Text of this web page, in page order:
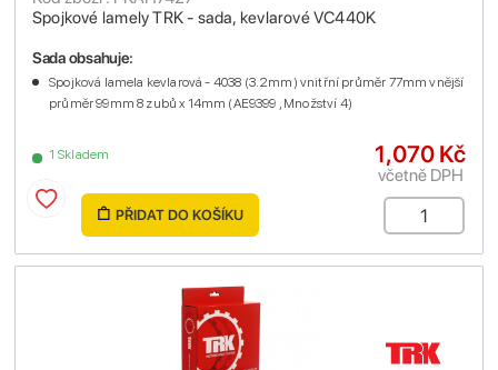
Spojkové lamely TRK - sada, kevlarové VC440K
1 Skladem
Sada obsahuje:
Spojková lamela kevlarová - 4038 (3.2mm) vnitřní průměr 77mm vnější
průměr 99mm 8 zubů x 14mm (AE9399 , Množství 4)
1,070 Kč
včetně DPH
PŘIDAT DO KOŠÍKU